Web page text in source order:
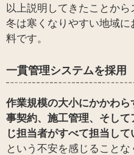
以上説明してきたことから
冬は寒くなりやすい地域
料です。
一貫管理システムを採用
作業規模の大小にかかわ
事契約、施工管理、そし
じ担当者がすべて担当して
という不安を感じること